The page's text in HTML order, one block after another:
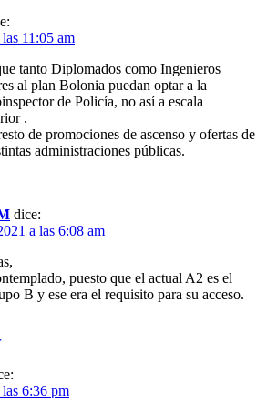
11:05 am
tanto Diplomados como Ingenieros
al plan Bolonia puedan optar a la
de Policía, no así a escala
.
de promociones de ascenso y ofertas de
administraciones públicas.
dice:
a las 6:08 am
puesto que el actual A2 es el
B y ese era el requisito para su acceso.
6:36 pm